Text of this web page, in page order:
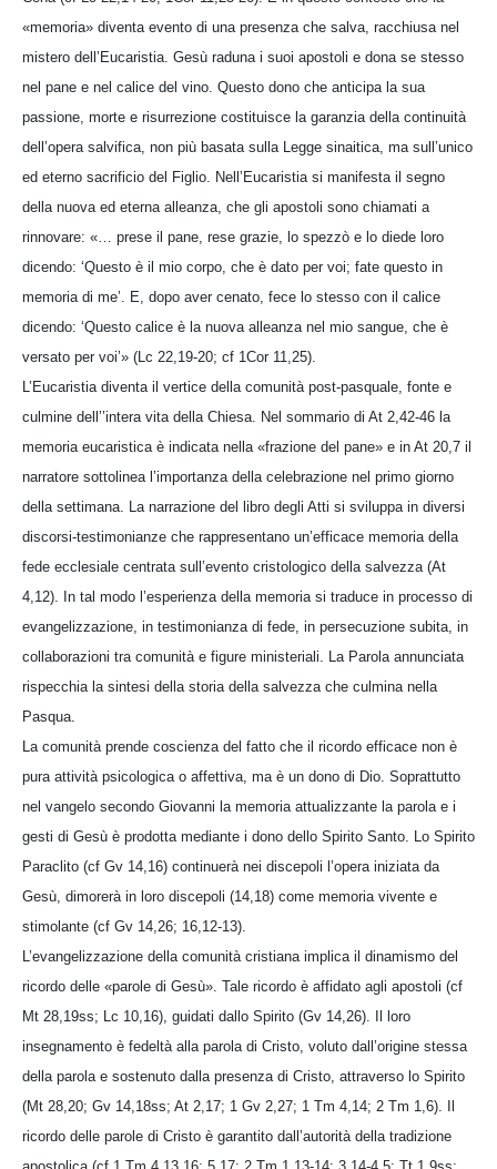
«memoria» diventa evento di una presenza che salva, racchiusa nel
mistero dell’Eucaristia. Gesù raduna i suoi apostoli e dona se stesso
nel pane e nel calice del vino. Questo dono che anticipa la sua
passione, morte e risurrezione costituisce la garanzia della continuità
dell’opera salvifica, non più basata sulla Legge sinaitica, ma sull’unico
ed eterno sacrificio del Figlio. Nell’Eucaristia si manifesta il segno
della nuova ed eterna alleanza, che gli apostoli sono chiamati a
rinnovare: «… prese il pane, rese grazie, lo spezzò e lo diede loro
dicendo: ‘Questo è il mio corpo, che è dato per voi; fate questo in
memoria di me’. E, dopo aver cenato, fece lo stesso con il calice
dicendo: ‘Questo calice è la nuova alleanza nel mio sangue, che è
versato per voi’» (Lc 22,19-20; cf 1Cor 11,25).
L’Eucaristia diventa il vertice della comunità post-pasquale, fonte e
culmine dell’’intera vita della Chiesa. Nel sommario di At 2,42-46 la
memoria eucaristica è indicata nella «frazione del pane» e in At 20,7 il
narratore sottolinea l’importanza della celebrazione nel primo giorno
della settimana. La narrazione del libro degli Atti si sviluppa in diversi
discorsi-testimonianze che rappresentano un’efficace memoria della
fede ecclesiale centrata sull’evento cristologico della salvezza (At
4,12). In tal modo l’esperienza della memoria si traduce in processo di
evangelizzazione, in testimonianza di fede, in persecuzione subita, in
collaborazioni tra comunità e figure ministeriali. La Parola annunciata
rispecchia la sintesi della storia della salvezza che culmina nella
Pasqua.
La comunità prende coscienza del fatto che il ricordo efficace non è
pura attività psicologica o affettiva, ma è un dono di Dio. Soprattutto
nel vangelo secondo Giovanni la memoria attualizzante la parola e i
gesti di Gesù è prodotta mediante i dono dello Spirito Santo. Lo Spirito
Paraclito (cf Gv 14,16) continuerà nei discepoli l’opera iniziata da
Gesù, dimorerà in loro discepoli (14,18) come memoria vivente e
stimolante (cf Gv 14,26; 16,12-13).
L’evangelizzazione della comunità cristiana implica il dinamismo del
ricordo delle «parole di Gesù». Tale ricordo è affidato agli apostoli (cf
Mt 28,19ss; Lc 10,16), guidati dallo Spirito (Gv 14,26). Il loro
insegnamento è fedeltà alla parola di Cristo, voluto dall’origine stessa
della parola e sostenuto dalla presenza di Cristo, attraverso lo Spirito
(Mt 28,20; Gv 14,18ss; At 2,17; 1 Gv 2,27; 1 Tm 4,14; 2 Tm 1,6). Il
ricordo delle parole di Cristo è garantito dall’autorità della tradizione